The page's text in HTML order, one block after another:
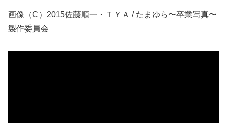
画像（C）2015佐藤順一・ＴＹＡ / たまゆら〜卒業写真〜
製作委員会